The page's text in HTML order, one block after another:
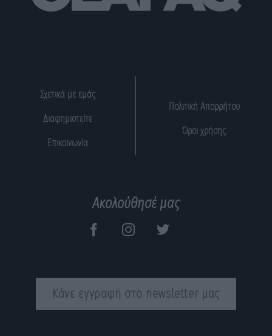
Σχετικά με εμάς
Διαφημιστείτε
Επικοινωνία
Πολιτική Απορρήτου
Όροι χρήσης
Ακολούθησέ μας
Κάνε εγγραφή στο newsletter μας